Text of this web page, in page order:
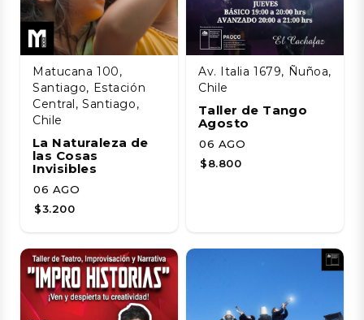
Matucana 100,
Santiago, Estación
Central, Santiago,
Chile
La Naturaleza de
las Cosas
Invisibles
06 AGO
$3.200
Av. Italia 1679, Ñuñoa,
Chile
Taller de Tango
Agosto
06 AGO
$8.800